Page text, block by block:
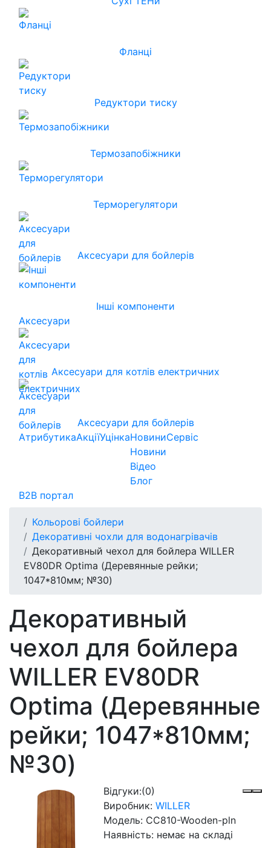
Фланці
Редуктори тиску
Термозапобіжники
Терморегулятори
Аксесуари для бойлерів
Інші компоненти
Аксесуари
Аксесуари для котлів електричних
Аксесуари для бойлерів
АтрибутикаАкціїУцінкаНовини
Новини
Відео
Блог
Сервіс
B2B портал
Кольорові бойлери
Декоративні чохли для водонагрівачів
Декоративный чехол для бойлера WILLER
EV80DR Optima (Деревянные рейки;
1047*810мм; №30)
Декоративный
чехол для бойлера
WILLER EV80DR
Optima (Деревянные
рейки; 1047*810мм;
№30)
Відгуки:(0)
Виробник: WILLER
Модель: CC810-Wooden-pln
Наявність: немає на складі